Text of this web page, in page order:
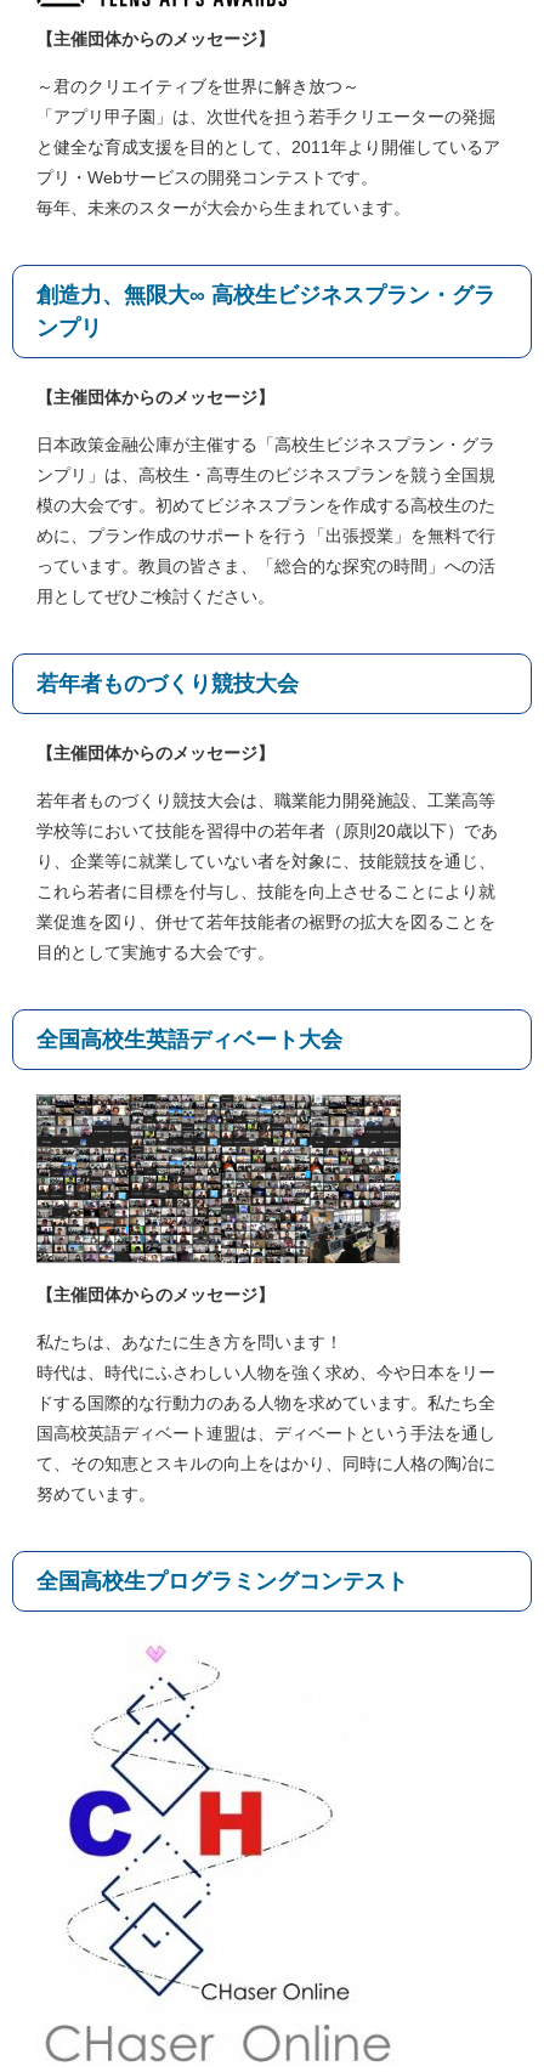
【主催団体からのメッセージ】
～君のクリエイティブを世界に解き放つ～
「アプリ甲子園」は、次世代を担う若手クリエーターの発掘
と健全な育成支援を目的として、2011年より開催しているア
プリ・Webサービスの開発コンテストです。
毎年、未来のスターが大会から生まれています。
創造力、無限大∞ 高校生ビジネスプラン・グラ
ンプリ
【主催団体からのメッセージ】
日本政策金融公庫が主催する「高校生ビジネスプラン・グラ
ンプリ」は、高校生・高専生のビジネスプランを競う全国規
模の大会です。初めてビジネスプランを作成する高校生のた
めに、プラン作成のサポートを行う「出張授業」を無料で行
っています。教員の皆さま、「総合的な探究の時間」への活
用としてぜひご検討ください。
若年者ものづくり競技大会
【主催団体からのメッセージ】
若年者ものづくり競技大会は、職業能力開発施設、工業高等
学校等において技能を習得中の若年者（原則20歳以下）であ
り、企業等に就業していない者を対象に、技能競技を通じ、
これら若者に目標を付与し、技能を向上させることにより就
業促進を図り、併せて若年技能者の裾野の拡大を図ることを
目的として実施する大会です。
全国高校生英語ディベート大会
【主催団体からのメッセージ】
私たちは、あなたに生き方を問います！
時代は、時代にふさわしい人物を強く求め、今や日本をリー
ドする国際的な行動力のある人物を求めています。私たち全
国高校英語ディベート連盟は、ディベートという手法を通し
て、その知恵とスキルの向上をはかり、同時に人格の陶冶に
努めています。
全国高校生プログラミングコンテスト